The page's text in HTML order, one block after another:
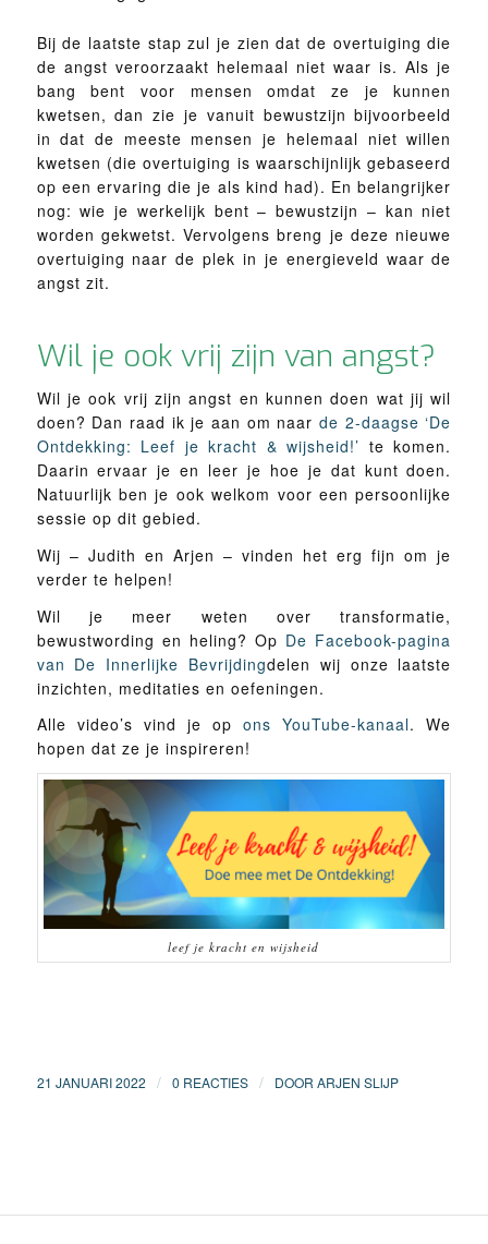
Bij de laatste stap zul je zien dat de overtuiging die
de angst veroorzaakt helemaal niet waar is. Als je
bang bent voor mensen omdat ze je kunnen
kwetsen, dan zie je vanuit bewustzijn bijvoorbeeld
in dat de meeste mensen je helemaal niet willen
kwetsen (die overtuiging is waarschijnlijk gebaseerd
op een ervaring die je als kind had). En belangrijker
nog: wie je werkelijk bent – bewustzijn – kan niet
worden gekwetst. Vervolgens breng je deze nieuwe
overtuiging naar de plek in je energieveld waar de
angst zit.
Wil je ook vrij zijn van angst?
Wil je ook vrij zijn angst en kunnen doen wat jij wil
doen? Dan raad ik je aan om naarde 2-daagse ‘De
Ontdekking: Leef je kracht & wijsheid!’ te komen.
Daarin ervaar je en leer je hoe je dat kunt doen.
Natuurlijk ben je ook welkom voor een persoonlijke
sessie op dit gebied.
Wij – Judith en Arjen – vinden het erg fijn om je
verder te helpen!
Wil je meer weten over transformatie,
bewustwording en heling? Op De Facebook-pagina
van De Innerlijke Bevrijdingdelen wij onze laatste
inzichten, meditaties en oefeningen.
Alle video’s vind je opons YouTube-kanaal. We
hopen dat ze je inspireren!
leef je kracht en wijsheid
21 JANUARI 2022 / 0 REACTIES / DOOR ARJEN SLIJP